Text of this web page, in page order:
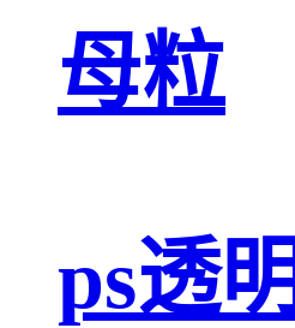
母粒
ps透